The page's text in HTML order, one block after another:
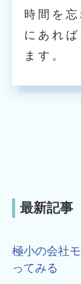
時間を
にあれ
ます。
最新記事
極小の会社
ってみる